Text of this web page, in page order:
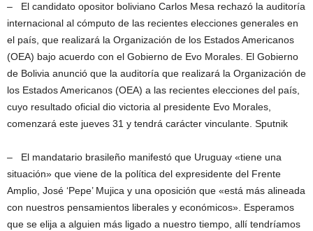
– El candidato opositor boliviano Carlos Mesa rechazó la auditoría
internacional al cómputo de las recientes elecciones generales en
el país, que realizará la Organización de los Estados Americanos
(OEA) bajo acuerdo con el Gobierno de Evo Morales. El Gobierno
de Bolivia anunció que la auditoría que realizará la Organización de
los Estados Americanos (OEA) a las recientes elecciones del país,
cuyo resultado oficial dio victoria al presidente Evo Morales,
comenzará este jueves 31 y tendrá carácter vinculante. Sputnik
– El mandatario brasileño manifestó que Uruguay «tiene una
situación» que viene de la política del expresidente del Frente
Amplio, José ‘Pepe’ Mujica y una oposición que «está más alineada
con nuestros pensamientos liberales y económicos». Esperamos
que se elija a alguien más ligado a nuestro tiempo, allí tendríamos